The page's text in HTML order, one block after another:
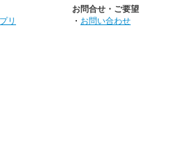
リ
お問合せ・ご要望
・ お問い合わせ